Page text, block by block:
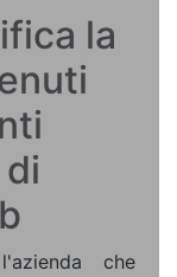
la
che